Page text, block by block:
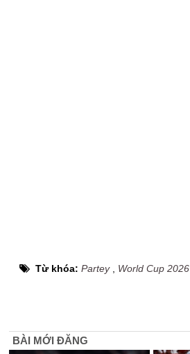
Từ khóa:Partey, World Cup 2026
BÀI MỚI ĐĂNG